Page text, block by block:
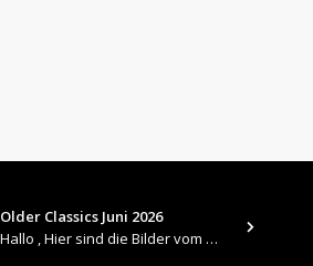
Older Classics Juni 2026
​Hallo , Hier sind die Bilder vom Older Classics im Juni 2026 : https://up.picr.de/51155940wd.jpg https://up.pic